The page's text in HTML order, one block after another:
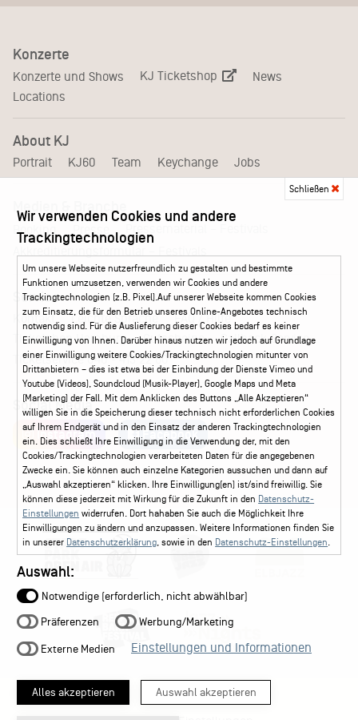
Konzerte
Konzerte und Shows KJ Ticketshop
News
Locations
About KJ
Portrait KJ60 Team Keychange Jobs
Medien & Branche
Booking Presse
Service
Kontakt Leichte Sprache
FAQ / Hilfe
Ticketshop Hamburg
Gutscheine
Callback-Service
Ticketservice 040 - 413 22 60
Social Media
Instagram Facebook
Schließen
Wir verwenden Cookies und andere
Trackingtechnologien
Um unsere Webseite nutzerfreundlich zu gestalten und bestimmte
Funktionen umzusetzen, verwenden wir Cookies und andere
Trackingtechnologien (z.B. Pixel).Auf unserer Webseite kommen Cookies
zum Einsatz, die für den Betrieb unseres Online-Angebotes technisch
notwendig sind. Für die Auslieferung dieser Cookies bedarf es keiner
Einwilligung von Ihnen. Darüber hinaus nutzen wir jedoch auf Grundlage
einer Einwilligung weitere Cookies/Trackingtechnologien mitunter von
Drittanbietern – dies ist etwa bei der Einbindung der Dienste Vimeo und
Youtube (Videos), Soundcloud (Musik-Player), Google Maps und Meta
(Marketing) der Fall. Mit dem Anklicken des Buttons „Alle Akzeptieren“
willigen Sie in die Speicherung dieser technisch nicht erforderlichen Cookies
auf Ihrem Endgerät und in den Einsatz der anderen Trackingtechnologien
ein. Dies schließt Ihre Einwilligung in die Verwendung der, mit den
Cookies/Trackingtechnologien verarbeiteten Daten für die angegebenen
Zwecke ein. Sie können auch einzelne Kategorien aussuchen und dann auf
„Auswahl akzeptieren“ klicken. Ihre Einwilligung(en) ist/sind freiwillig. Sie
können diese jederzeit mit Wirkung für die Zukunft in den Datenschutz-
Einstellungen widerrufen. Dort hahaben Sie auch die Möglichkeit Ihre
Einwilligungen zu ändern und anzupassen. Weitere Informationen finden Sie
in unserer Datenschutzerklärung, sowie in den Datenschutz-Einstellungen.
Auswahl:
Notwendige (erforderlich, nicht abwählbar)
Präferenzen Werbung/Marketing
Externe Medien Einstellungen und Informationen
Alles akzeptieren Auswahl akzeptieren